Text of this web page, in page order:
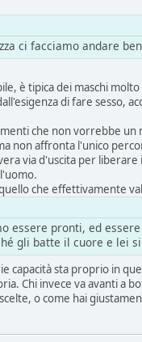
ci facciamo andare
è tipica dei maschi
di fare sesso,
che non vorrebbe
non affronta l'unico
via d'uscita per
che effettivamente
essere pronti, ed
gli batte il cuore e lei
capacità sta proprio in
Chi invece va avanti a
o come hai